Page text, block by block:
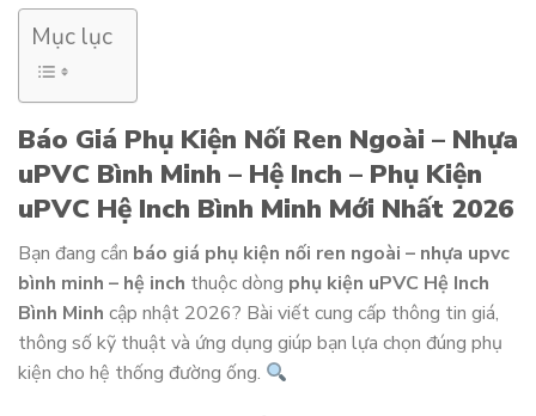
Mục lục
Báo Giá Phụ Kiện Nối Ren Ngoài – Nhựa
uPVC Bình Minh – Hệ Inch – Phụ Kiện
uPVC Hệ Inch Bình Minh Mới Nhất 2026
Bạn đang cần báo giá phụ kiện nối ren ngoài – nhựa upvc
bình minh – hệ inch thuộc dòng phụ kiện uPVC Hệ Inch
Bình Minh cập nhật 2026? Bài viết cung cấp thông tin giá,
thông số kỹ thuật và ứng dụng giúp bạn lựa chọn đúng phụ
kiện cho hệ thống đường ống.